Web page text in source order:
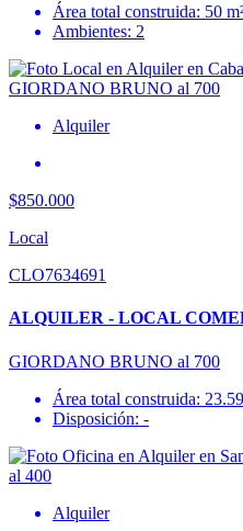
Área total construida: 50
Ambientes: 2
Alquiler
$850.000
Local
CLO7634691
ALQUILER - LOCAL
GIORDANO BRUNO al 700
Área total construida:
Disposición: -
Alquiler